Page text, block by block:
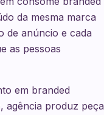
da mesma marca
de anúncio e cada
as pessoas
em branded
agência produz peça